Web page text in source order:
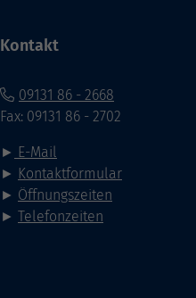
Kontakt
09131 86 - 2668
Fax: 09131 86 - 2702
► E-Mail
► Kontaktformular
► Öffnungszeiten
► Telefonzeiten